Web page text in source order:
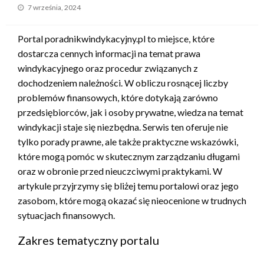
Opublikowane
7 września, 2024
Portal poradnikwindykacyjny.pl to miejsce, które
dostarcza cennych informacji na temat prawa
windykacyjnego oraz procedur związanych z
dochodzeniem należności. W obliczu rosnącej liczby
problemów finansowych, które dotykają zarówno
przedsiębiorców, jak i osoby prywatne, wiedza na temat
windykacji staje się niezbędna. Serwis ten oferuje nie
tylko porady prawne, ale także praktyczne wskazówki,
które mogą pomóc w skutecznym zarządzaniu długami
oraz w obronie przed nieuczciwymi praktykami. W
artykule przyjrzymy się bliżej temu portalowi oraz jego
zasobom, które mogą okazać się nieocenione w trudnych
sytuacjach finansowych.
Zakres tematyczny portalu